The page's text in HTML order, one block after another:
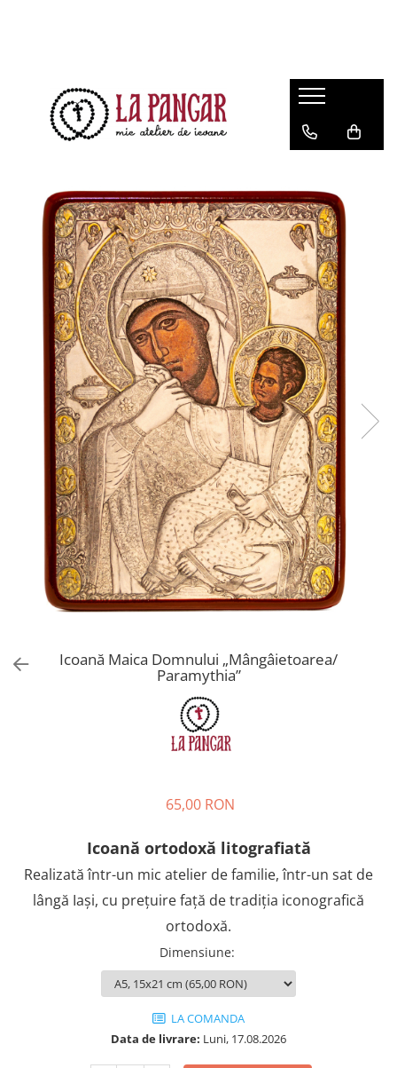
Icoană Maica Domnului „Mângâietoarea/
Paramythia”
65,00 RON
Icoană ortodoxă litografiată
Realizată într-un mic atelier de familie, într-un sat de
lângă Iași, cu prețuire față de tradiția iconografică
ortodoxă.
Dimensiune:
LA COMANDA
Data de livrare: Luni, 17.08.2026